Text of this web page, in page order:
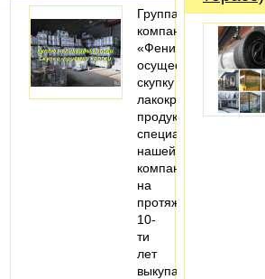
Группа
компаний
«Феникс»
осуществляет
скупку
лакокрасочной
продукции,
специалисты
нашей
компании
на
протяжении
10-
ти
лет
выкупают